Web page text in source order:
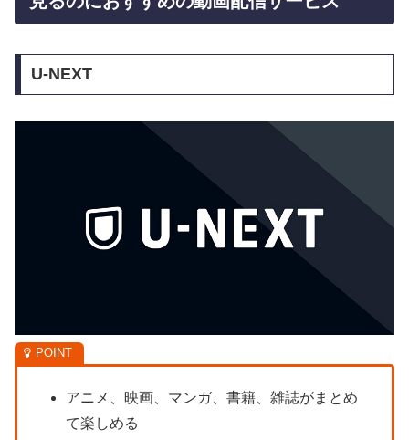
U-NEXT
アニメ、映画、マンガ、書籍、雑誌がまとめ
て楽しめる